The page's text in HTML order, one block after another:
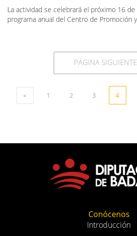
La actividad se celebrará el próximo 16
programa anual del Centro de Promoción
PÁGINA SIGUIENTE
« 1 2 3 4
Conócenos
Introducción